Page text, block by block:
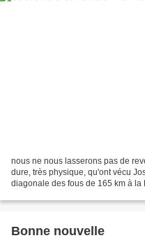
nous ne nous lasserons pas de
dure, très physique, qu'ont vécu
diagonale des fous de 165 km à
Bonne nouvelle